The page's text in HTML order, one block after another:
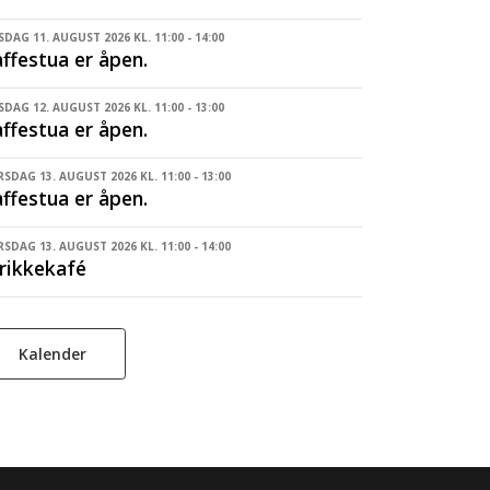
11. AUGUST 2026 KL. 11:00 - 14:00
er åpen.
12. AUGUST 2026 KL. 11:00 - 13:00
er åpen.
13. AUGUST 2026 KL. 11:00 - 13:00
er åpen.
13. AUGUST 2026 KL. 11:00 - 14:00
Kalender